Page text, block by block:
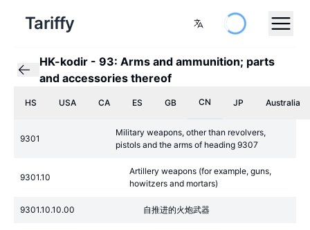
Tariffy
HK-kodir - 93: Arms and ammunition; parts
and accessories thereof
HS USA CA ES GB CN JP Australia
9301
Military weapons, other than revolvers,
pistols and the arms of heading 9307
9301.10
Artillery weapons (for example, guns,
howitzers and mortars)
9301.10.10.00 自推进的火炮武器